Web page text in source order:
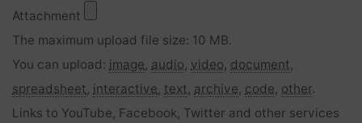
Attachment
The maximum upload file size: 10 MB.
You can upload: image, audio, video, document,
spreadsheet, interactive, text, archive, code, other.
Links to YouTube, Facebook, Twitter and other services